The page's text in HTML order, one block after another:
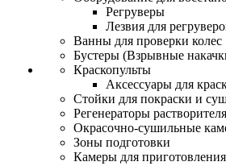
Регруверы
Лезвия для
Ванны для проверки колес
Бустеры (Взрывные
Краскопульты
Аксессуары для
Стойки для покраски и
Регенераторы растворителя
Окрасочно-сушильные
Зоны подготовки
Камеры для